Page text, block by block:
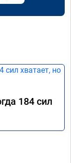
184 сил